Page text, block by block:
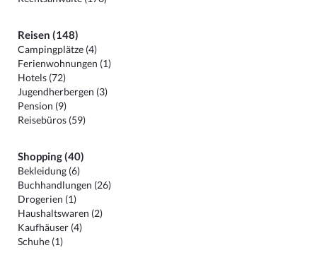
Reisen (148)
Campingplätze (4)
Ferienwohnungen (1)
Hotels (72)
Jugendherbergen (3)
Pension (9)
Reisebüros (59)
Shopping (40)
Bekleidung (6)
Buchhandlungen (26)
Drogerien (1)
Haushaltswaren (2)
Kaufhäuser (4)
Schuhe (1)